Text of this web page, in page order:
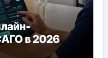
в 2026